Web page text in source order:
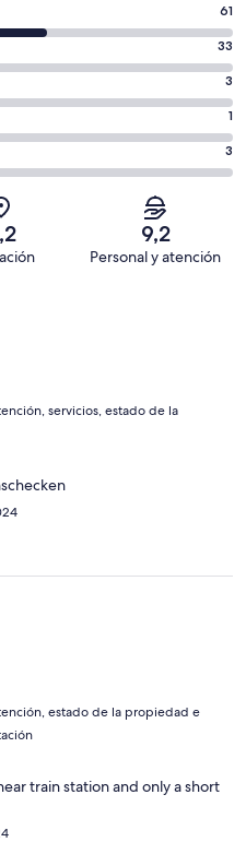
61
33
3
1
3
9,2
Personal y atención
servicios, estado de la
estado de la propiedad e
train station and only a short